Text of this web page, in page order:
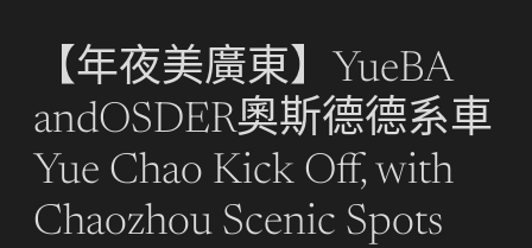
【年夜美廣東】YueBA
andOSDER奧斯德德系車
Yue Chao Kick Off, with
Chaozhou Scenic Spots